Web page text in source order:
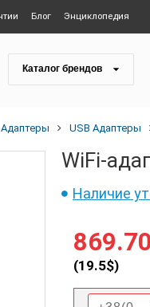
Блог Энциклопедия
Каталог брендов
Адаптеры USB Адаптеры
WiFi-
Наличие
(19.5$)